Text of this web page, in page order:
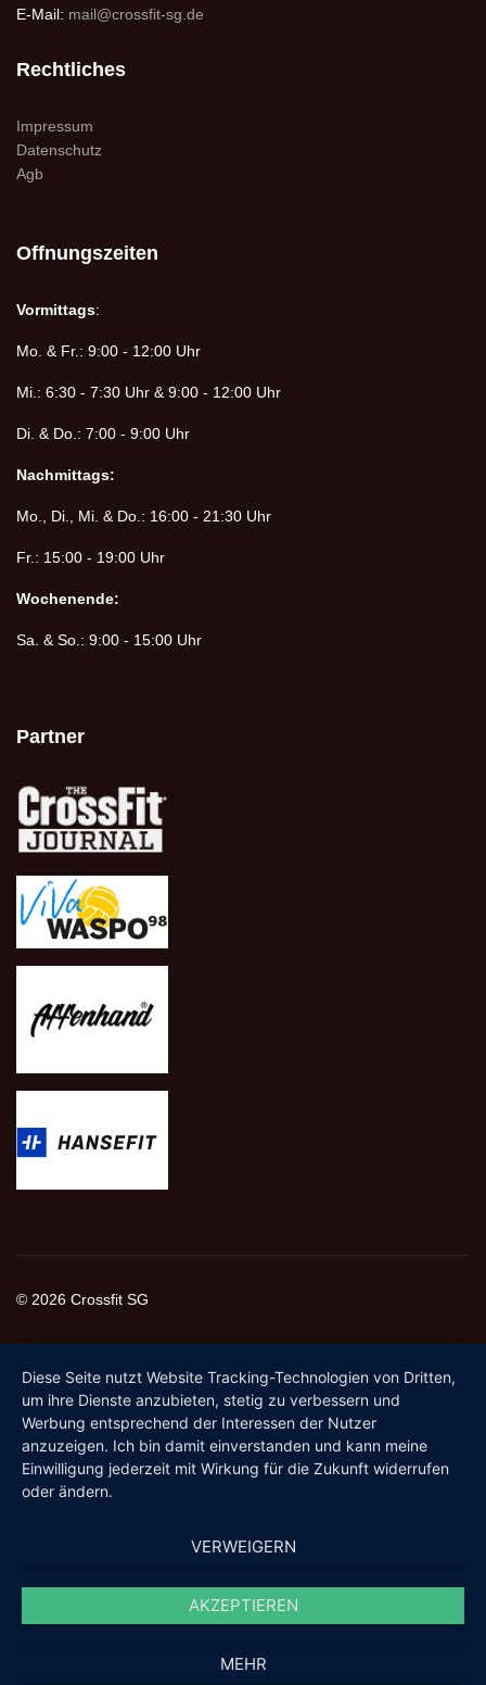
E-Mail: mail@crossfit-sg.de
Rechtliches
Impressum
Datenschutz
Agb
Offnungszeiten
Vormittags:
Mo. & Fr.: 9:00 - 12:00 Uhr
Mi.: 6:30 - 7:30 Uhr & 9:00 - 12:00 Uhr
Di. & Do.: 7:00 - 9:00 Uhr
Nachmittags:
Mo., Di., Mi. & Do.: 16:00 - 21:30 Uhr
Fr.: 15:00 - 19:00 Uhr
Wochenende:
Sa. & So.: 9:00 - 15:00 Uhr
Partner
© 2026 Crossfit SG
Diese Seite nutzt Website Tracking-Technologien von Dritten,
um ihre Dienste anzubieten, stetig zu verbessern und
Werbung entsprechend der Interessen der Nutzer
anzuzeigen. Ich bin damit einverstanden und kann meine
Einwilligung jederzeit mit Wirkung für die Zukunft widerrufen
oder ändern.
VERWEIGERN
AKZEPTIEREN
MEHR